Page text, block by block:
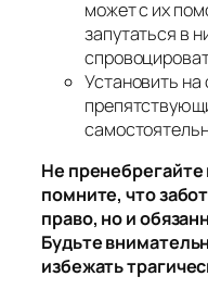
может с их
запутаться в
Установить на
Не
помните, что
право, но и
Будьте
избежать